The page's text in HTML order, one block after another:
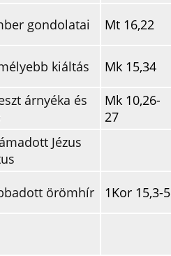
gondolatai Mt 16,22
kiáltás Mk 15,34
árnyéka és
Mk 10,26-
27
Jézus
örömhír 1Kor 15,3-5